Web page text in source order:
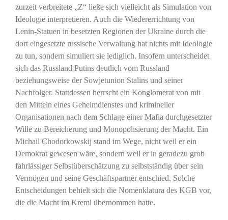
zurzeit verbreitete „Z“ ließe sich vielleicht als Simulation von
Ideologie interpretieren. Auch die Wiedererrichtung von
Lenin-Statuen in besetzten Regionen der Ukraine durch die
dort eingesetzte russische Verwaltung hat nichts mit Ideologie
zu tun, sondern simuliert sie lediglich. Insofern unterscheidet
sich das Russland Putins deutlich vom Russland
beziehungsweise der Sowjetunion Stalins und seiner
Nachfolger. Stattdessen herrscht ein Konglomerat von mit
den Mitteln eines Geheimdienstes und krimineller
Organisationen nach dem Schlage einer Mafia durchgesetzter
Wille zu Bereicherung und Monopolisierung der Macht. Ein
Michail Chodorkowskij stand im Wege, nicht weil er ein
Demokrat gewesen wäre, sondern weil er in geradezu grob
fahrlässiger Selbstüberschätzung zu selbstständig über sein
Vermögen und seine Geschäftspartner entschied. Solche
Entscheidungen behielt sich die Nomenklatura des KGB vor,
die die Macht im Kreml übernommen hatte.